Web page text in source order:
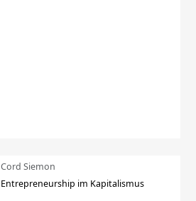
Cord Siemon
Entrepreneurship im Kapitalismus